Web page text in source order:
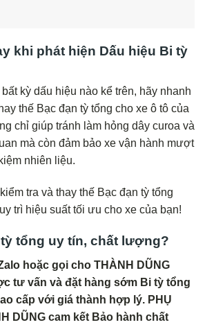
khi phát hiện Dấu hiệu Bi tỳ
kỳ dấu hiệu nào kể trên, hãy nhanh
thế Bạc đạn tỳ tổng cho xe ô tô của
chỉ giúp tránh làm hỏng dây curoa và
mà còn đảm bảo xe vận hành mượt
nhiên liệu.
tra và thay thế Bạc đạn tỳ tổng
trì hiệu suất tối ưu cho xe của bạn!
tổng uy tín, chất lượng?
hoặc gọi cho THÀNH DŨNG
tư vấn và đặt hàng sớm Bi tỳ tổng
cấp với giá thành hợp lý. PHỤ
DŨNG cam kết Bảo hành chất